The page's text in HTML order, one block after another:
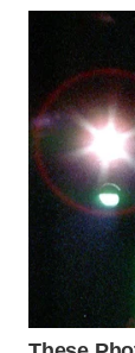
WN
WN
MADURA
WN
SURABAYA
WN
NATUNA